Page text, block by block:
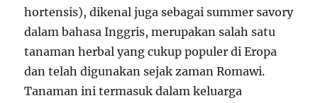
hortensis), dikenal juga sebagai summer savory
dalam bahasa Inggris, merupakan salah satu
tanaman herbal yang cukup populer di Eropa
dan telah digunakan sejak zaman Romawi.
Tanaman ini termasuk dalam keluarga